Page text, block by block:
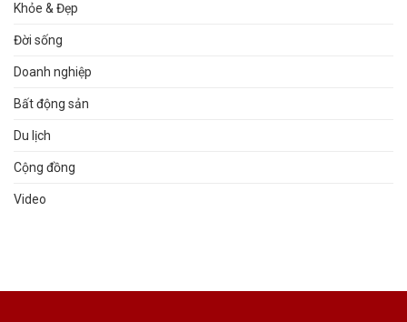
Khỏe & Đẹp
Đời sống
Doanh nghiệp
Bất động sản
Du lịch
Cộng đồng
Video